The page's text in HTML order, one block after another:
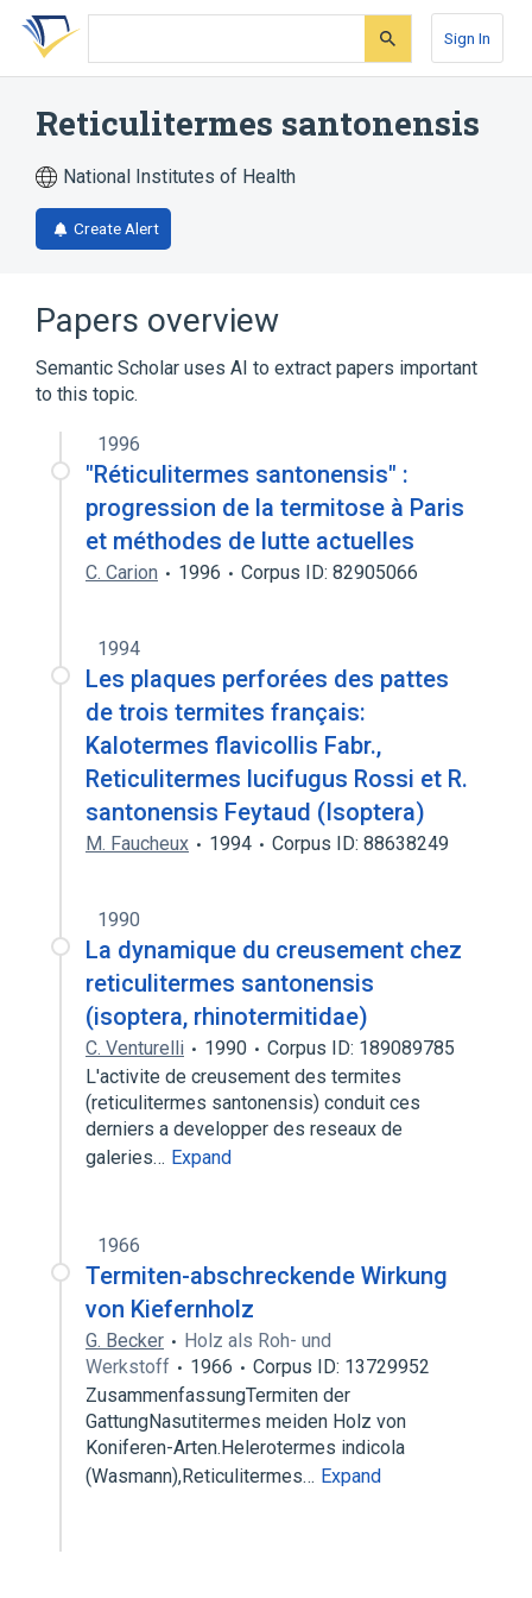
Skip
search
Skip
Skip
account
Sign In
Reticulitermes santonensis
National Institutes of Health
Create Alert
Papers overview
Semantic Scholar uses AI to extract papers important
to this topic.
1996
"Réticulitermes santonensis" :
progression de la termitose à Paris
et méthodes de lutte actuelles
C. Carion 1996 Corpus ID: 82905066
1994
Les plaques perforées des pattes
de trois termites français:
Kalotermes flavicollis Fabr.,
Reticulitermes lucifugus Rossi et R.
santonensis Feytaud (Isoptera)
M. Faucheux 1994 Corpus ID: 88638249
1990
La dynamique du creusement chez
reticulitermes santonensis
(isoptera, rhinotermitidae)
C. Venturelli 1990
Corpus ID: 189089785
L'activite de creusement des termites
(reticulitermes santonensis) conduit ces
derniers a developper des reseaux de
galeries… Expand
1966
Termiten-abschreckende Wirkung
von Kiefernholz
G. Becker
Holz als Roh- und
Werkstoff
1966
Corpus ID: 13729952
ZusammenfassungTermiten der
GattungNasutitermes meiden Holz von
Koniferen-Arten.Helerotermes indicola
(Wasmann),Reticulitermes… Expand